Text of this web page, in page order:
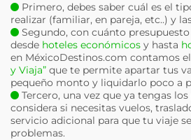
Primero, debes saber cuál es el
realizar (familiar, en pareja, etc..) y
Segundo, con cuánto
desde hoteles económicos y hasta
en MéxicoDestinos.com contamos
y Viaja” que te permite apartar tus
pequeño monto y liquidarlo poco a
Tercero, una vez que ya tengas
considera si necesitas vuelos,
servicio adicional para que tu viaje
problemas.